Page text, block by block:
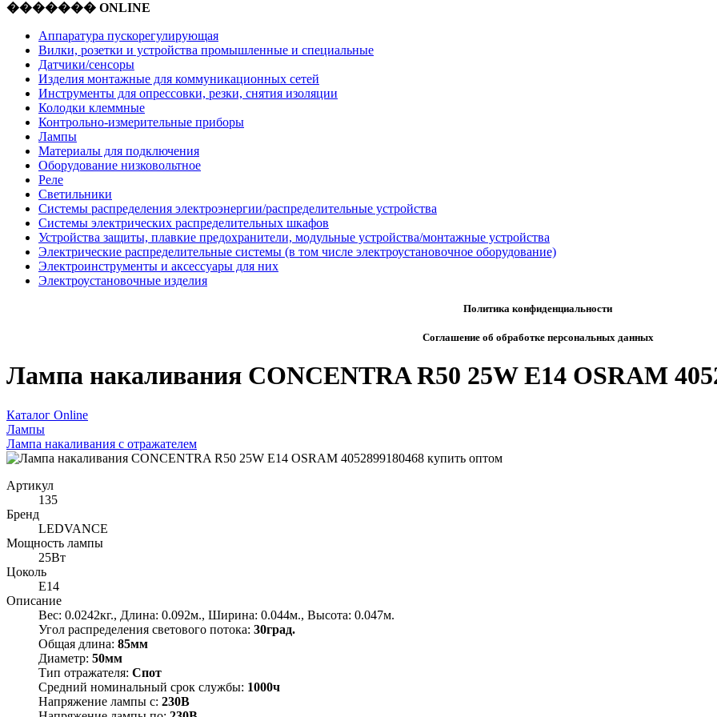
������� ONLINE
Аппаратура пускорегулирующая
Вилки, розетки и устройства промышленные и специальные
Датчики/сенсоры
Изделия монтажные для коммуникационных сетей
Инструменты для опрессовки, резки, снятия изоляции
Колодки клеммные
Контрольно-измерительные приборы
Лампы
Материалы для подключения
Оборудование низковольтное
Реле
Светильники
Системы распределения электроэнергии/распределительные устройства
Системы электрических распределительных шкафов
Устройства защиты, плавкие предохранители, модульные устройства/монтажные устройства
Электрические распределительные системы (в том числе электроустановочное оборудование)
Электроинструменты и аксессуары для них
Электроустановочные изделия
Политика конфиденциальности
Соглашение об обработке персональных данных
Лампа накаливания CONCENTRA R50 25W E14 OSRAM
Каталог Online
Лампы
Лампа накаливания с отражателем
Артикул
135
Бренд
LEDVANCE
Мощность лампы
25Вт
Цоколь
E14
Описание
Вес: 0.0242кг., Длина: 0.092м., Ширина: 0.044м., Высота: 0.047м.
Угол распределения светового потока: 30град.
Общая длина: 85мм
Диаметр: 50мм
Тип отражателя: Спот
Средний номинальный срок службы: 1000ч
Напряжение лампы с: 230В